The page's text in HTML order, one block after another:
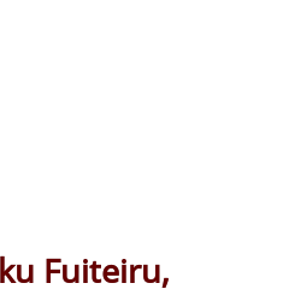
Fuiteiru,